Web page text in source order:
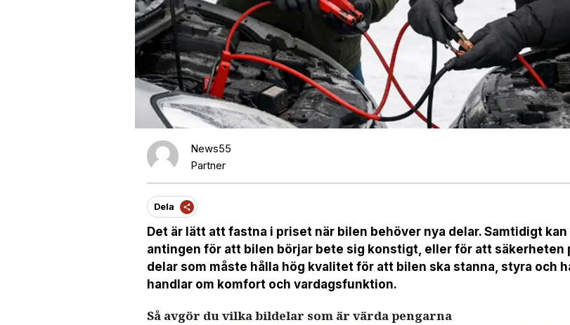
News55
Partner
Dela
Det är lätt att fastna i priset när bilen behöver nya delar. Samtidigt
antingen för att bilen börjar bete sig konstigt, eller för att säkerheten
delar som måste hålla hög kvalitet för att bilen ska stanna, styra och
handlar om komfort och vardagsfunktion.
Så avgör du vilka bildelar som är värda pengarna